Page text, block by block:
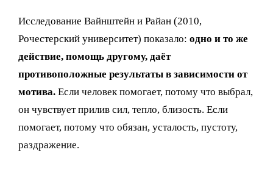
Исследование Вайнштейн и Райан (2010,
Рочестерский университет) показало:одно и то же
действие, помощь другому, даёт
противоположные результаты в зависимости от
мотива. Если человек помогает, потому что выбрал,
он чувствует прилив сил, тепло, близость. Если
помогает, потому что обязан, усталость, пустоту,
раздражение.